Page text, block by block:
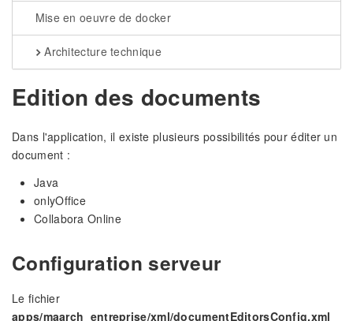
Mise en oeuvre de docker
Architecture technique
Edition des documents
Dans l'application, il existe plusieurs possibilités pour éditer un
document :
Java
onlyOffice
Collabora Online
Configuration serveur
Le fichier
apps/maarch_entreprise/xml/documentEditorsConfig.xml